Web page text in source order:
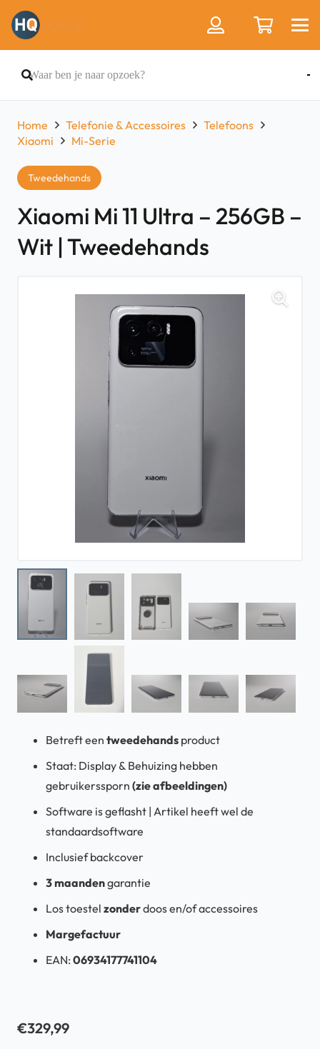
Home Telefonie & Accessoires
Telefoons
Xiaomi
Mi-Serie
Tweedehands
Xiaomi Mi 11 Ultra – 256GB –
Wit | Tweedehands
Betreft een tweedehands product
Staat: Display & Behuizing hebben
gebruikerssporn (zie afbeeldingen)
Software is geflasht | Artikel heeft wel de
standaardsoftware
Inclusief backcover
3 maandengarantie
Los toestel zonderdoos en/of accessoires
Margefactuur
EAN: 06934177741104
€329,99